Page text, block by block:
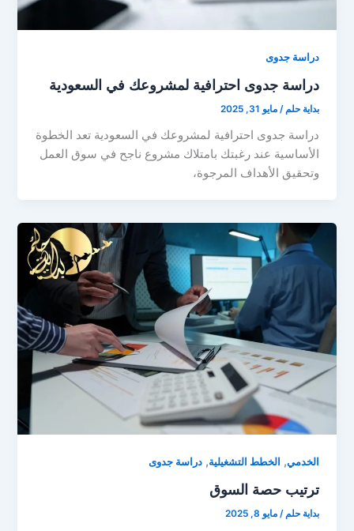
دراسة جدوى
دراسة جدوى احترافية لمشروعك في السعودية
بداية حلم /مايو 31, 2025
دراسة جدوى احترافية لمشروعك في السعودية تعد الخطوة
الأساسية عند رغبتك بامتلاك مشروع ناجح في سوق العمل
وتحقيق الأهداف المرجوة،
الخدمي,الخطط التشغيلية,دراسة جدوى
ترتيب حصة السوق
بداية حلم /مايو 8, 2025